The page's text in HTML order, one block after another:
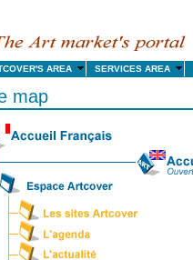
AREA SERVICES AREA
map